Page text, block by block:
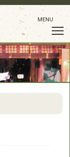
MENU